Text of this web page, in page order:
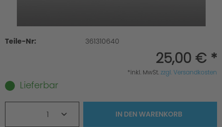
Teile-Nr: 361310640
25,00 € *
*inkl. MwSt.zzgl. Versandkosten
Lieferbar
1 IN DENWARENKORB